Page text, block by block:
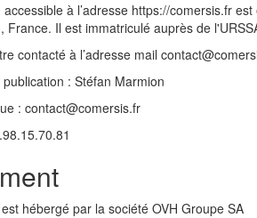
accessible à l’adresse https://comersis.fr
France. Il est immatriculé auprès de
contacté à l’adresse mail
: Stéfan Marmion
: contact@comersis.fr
hébergé par la société OVH Groupe SA